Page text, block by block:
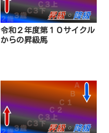
令和２年度第１０サイクル
からの昇級馬